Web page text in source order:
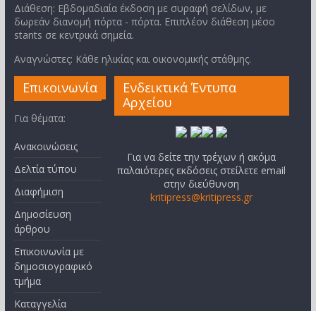
Διάθεση: Εβδομαδιαία έκδοση με συραφή σελίδων, με
δωρεάν διανομή πόρτα - πόρτα. Επιπλέον διάθεση μέσο
stants σε κεντρικά σημεία.
Αναγνώστες: Κάθε ηλικίας και οικονομικής στάθμης.
Επικοινωνία
Για θέματα:
Ανακοινώσεις
Δελτία τύπου
Διαφήμιση
Δημοσίευση
άρθρου
Επικοινωνία με
δημοσιογραφικό
τμήμα
Καταγγελία
Ενδεικτικά Έντυπα
Αρχείου
Για να δείτε την τρέχων ή ακόμα
παλαιότερες εκδόσεις στείλετε email
στην διεύθυνση
kritipress@kritipress.gr